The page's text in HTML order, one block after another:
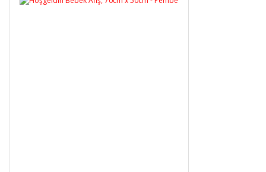
Görüş ve önerileriniz için teşekkür ederiz.